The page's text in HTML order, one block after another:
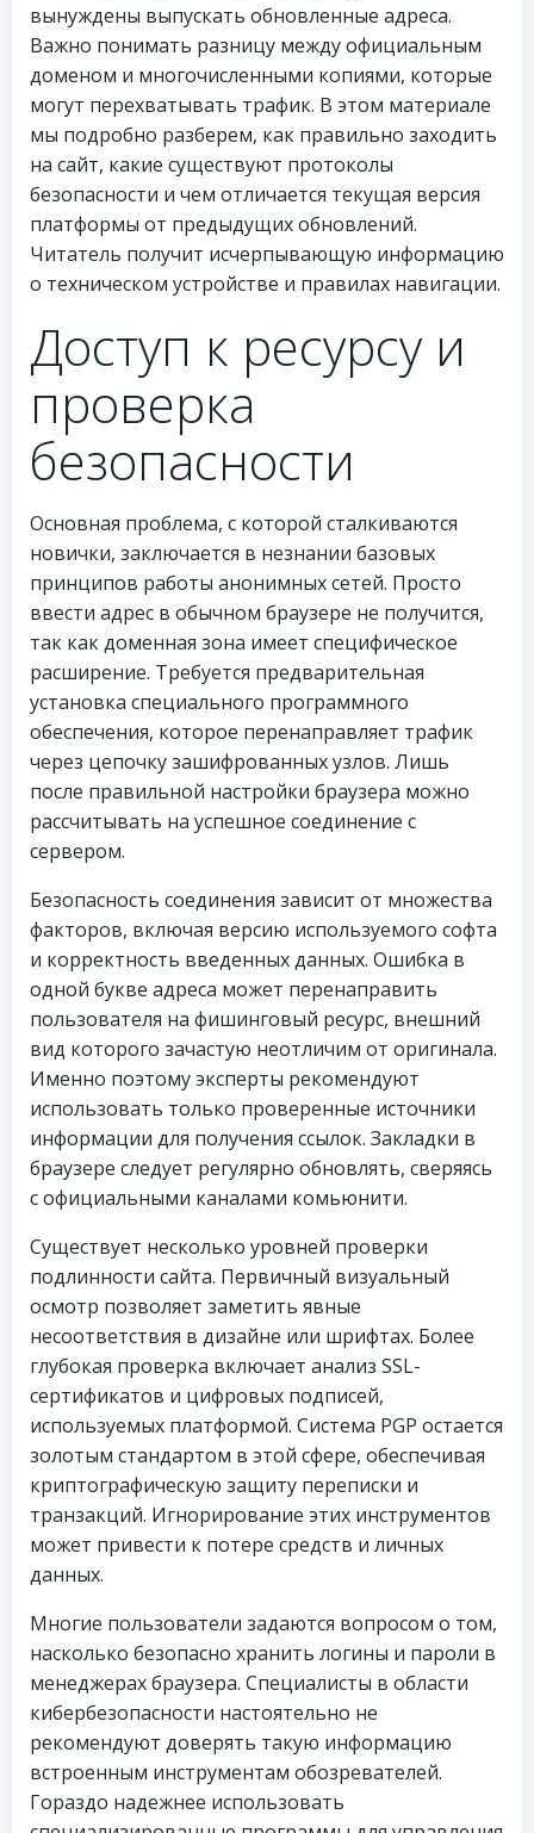
вынуждены выпускать обновленные адреса.
Важно понимать разницу между официальным
доменом и многочисленными копиями, которые
могут перехватывать трафик. В этом материале
мы подробно разберем, как правильно заходить
на сайт, какие существуют протоколы
безопасности и чем отличается текущая версия
платформы от предыдущих обновлений.
Читатель получит исчерпывающую информацию
о техническом устройстве и правилах навигации.
Доступ к ресурсу и
проверка
безопасности
Основная проблема, с которой сталкиваются
новички, заключается в незнании базовых
принципов работы анонимных сетей. Просто
ввести адрес в обычном браузере не получится,
так как доменная зона имеет специфическое
расширение. Требуется предварительная
установка специального программного
обеспечения, которое перенаправляет трафик
через цепочку зашифрованных узлов. Лишь
после правильной настройки браузера можно
рассчитывать на успешное соединение с
сервером.
Безопасность соединения зависит от множества
факторов, включая версию используемого софта
и корректность введенных данных. Ошибка в
одной букве адреса может перенаправить
пользователя на фишинговый ресурс, внешний
вид которого зачастую неотличим от оригинала.
Именно поэтому эксперты рекомендуют
использовать только проверенные источники
информации для получения ссылок. Закладки в
браузере следует регулярно обновлять, сверяясь
с официальными каналами комьюнити.
Существует несколько уровней проверки
подлинности сайта. Первичный визуальный
осмотр позволяет заметить явные
несоответствия в дизайне или шрифтах. Более
глубокая проверка включает анализ SSL-
сертификатов и цифровых подписей,
используемых платформой. Система PGP остается
золотым стандартом в этой сфере, обеспечивая
криптографическую защиту переписки и
транзакций. Игнорирование этих инструментов
может привести к потере средств и личных
данных.
Многие пользователи задаются вопросом о том,
насколько безопасно хранить логины и пароли в
менеджерах браузера. Специалисты в области
кибербезопасности настоятельно не
рекомендуют доверять такую информацию
встроенным инструментам обозревателей.
Гораздо надежнее использовать